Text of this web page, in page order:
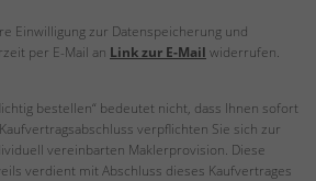
Einwilligung zur Datenspeicherung und
per E-Mail an Link zur E-Mail widerrufen.
bestellen“ bedeutet nicht, dass Ihnen sofort
verpflichten Sie sich zur
vereinbarten Maklerprovision. Diese
verdient mit Abschluss dieses Kaufvertrages